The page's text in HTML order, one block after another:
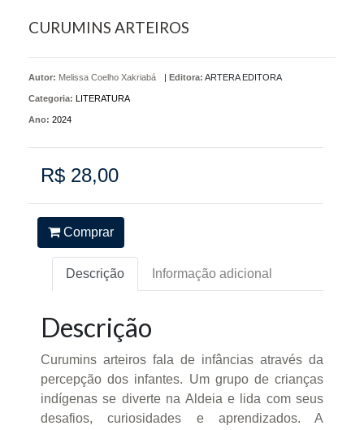
CURUMINS ARTEIROS
Autor: Melissa Coelho Xakriabá | Editora: ARTERA EDITORA
Categoria: LITERATURA
Ano: 2024
R$ 28,00
Comprar
Descrição Informação adicional
Descrição
Curumins arteiros fala de infâncias através da
percepção dos infantes. Um grupo de crianças
indígenas se diverte na Aldeia e lida com seus
desafios, curiosidades e aprendizados. A